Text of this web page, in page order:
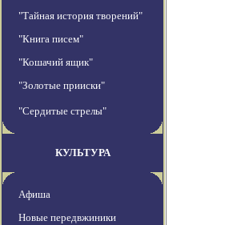
"Тайная история творений"
"Книга писем"
"Кошачий ящик"
"Золотые прииски"
"Сердитые стрелы"
КУЛЬТУРА
Афиша
Новые передвжиники